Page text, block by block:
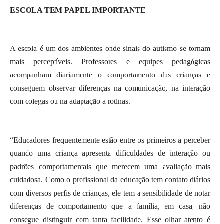
ESCOLA TEM PAPEL IMPORTANTE
A escola é um dos ambientes onde sinais do autismo se tornam
mais perceptíveis. Professores e equipes pedagógicas
acompanham diariamente o comportamento das crianças e
conseguem observar diferenças na comunicação, na interação
com colegas ou na adaptação a rotinas.
“Educadores frequentemente estão entre os primeiros a perceber
quando uma criança apresenta dificuldades de interação ou
padrões comportamentais que merecem uma avaliação mais
cuidadosa. Como o profissional da educação tem contato diários
com diversos perfis de crianças, ele tem a sensibilidade de notar
diferenças de comportamento que a família, em casa, não
consegue distinguir com tanta facilidade. Esse olhar atento é